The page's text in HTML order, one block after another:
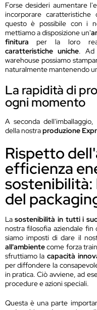
Forse desideri aumentare
incorporare caratteristiche
questo è possibile con i
mettiamo a disposizione un'
finitura per la loro
caratteristiche uniche. Ad
warehouse possiamo
naturalmente mantenendo
La rapidità di
ogni momento
A seconda
della nostraproduzione
Rispetto
efficienza
sostenibilità:
del
Lasostenibilità in tutti i
nostra filosofia aziendale fin
siamo imposti di dare il
all'ambientecome forza
sfruttiamo lacapacità
per diffondere la
in pratica. Ciò avviene, ad
procedure e azioni speciali.
Questa è una parte